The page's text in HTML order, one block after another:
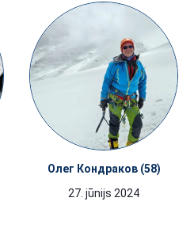
Олег Кондраков (58)
27. jūnijs 2024